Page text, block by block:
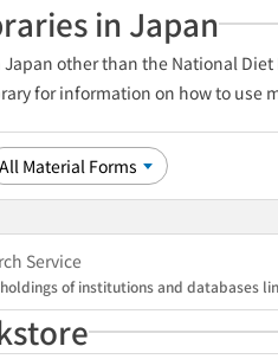
in Japan
other than the National
for information on how to
Service
of institutions and databases